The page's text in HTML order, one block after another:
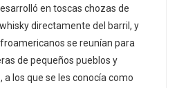
en toscas chozas de
directamente del barril, y
se reunían para
de pequeños pueblos y
los que se les conocía como